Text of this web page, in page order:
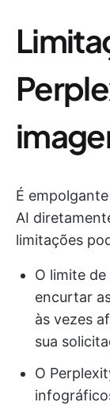
É
AI
limitações
O limite
encurtar
às vezes
sua
O